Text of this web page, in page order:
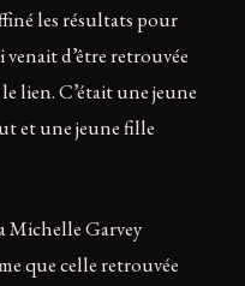
les résultats pour
d’être retrouvée
lien. C’était une jeune
et une jeune fille
Michelle Garvey
que celle retrouvée